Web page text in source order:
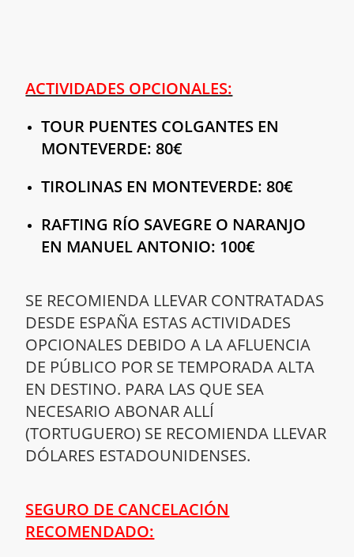
ACTIVIDADES OPCIONALES:
TOUR PUENTES COLGANTES EN
MONTEVERDE: 80€
TIROLINAS EN MONTEVERDE: 80€
RAFTING RÍO SAVEGRE O NARANJO
EN MANUEL ANTONIO: 100€
SE RECOMIENDA LLEVAR CONTRATADAS
DESDE ESPAÑA ESTAS ACTIVIDADES
OPCIONALES DEBIDO A LA AFLUENCIA
DE PÚBLICO POR SE TEMPORADA ALTA
EN DESTINO. PARA LAS QUE SEA
NECESARIO ABONAR ALLÍ
(TORTUGUERO) SE RECOMIENDA LLEVAR
DÓLARES ESTADOUNIDENSES.
SEGURO DE CANCELACIÓN
RECOMENDADO: